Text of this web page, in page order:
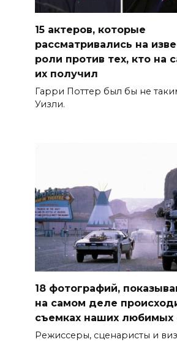
15 актеров, которые
рассматривались на
роли против тех, кто на
их получил
Гарри Поттер был бы не
Уизли.
18 фотографий,
на самом деле
съемках наших любимых
Режиссеры, сценаристы и